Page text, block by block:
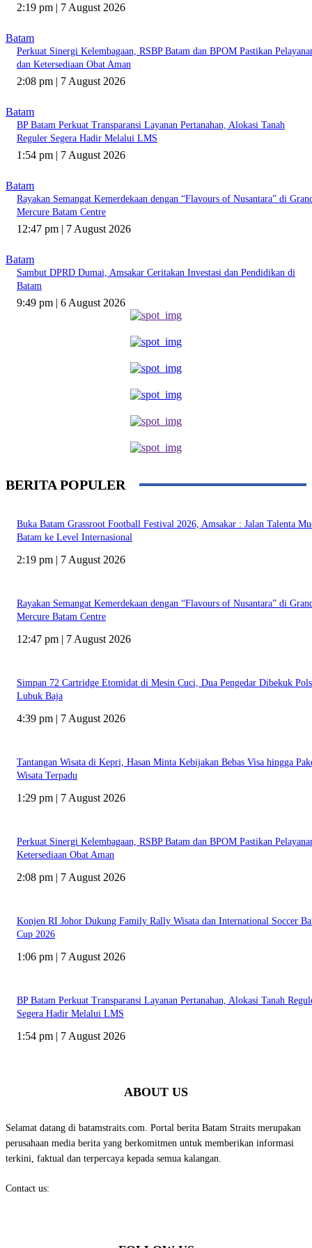
2:19 pm | 7 August 2026
Batam
Perkuat Sinergi Kelembagaan, RSBP Batam dan BPOM Pastikan
dan Ketersediaan Obat Aman
2:08 pm | 7 August 2026
Batam
BP Batam Perkuat Transparansi Layanan Pertanahan, Alokasi Tanah
Reguler Segera Hadir Melalui LMS
1:54 pm | 7 August 2026
Batam
Rayakan Semangat Kemerdekaan dengan “Flavours of Nusantara” di
Mercure Batam Centre
12:47 pm | 7 August 2026
Batam
Sambut DPRD Dumai, Amsakar Ceritakan Investasi dan Pendidikan di
Batam
9:49 pm | 6 August 2026
BERITA POPULER
Buka Batam Grassroot Football Festival 2026, Amsakar : Jalan Talenta
Batam ke Level Internasional
2:19 pm | 7 August 2026
Rayakan Semangat Kemerdekaan dengan “Flavours of Nusantara” di
Mercure Batam Centre
12:47 pm | 7 August 2026
Simpan 72 Cartridge Etomidat di Mesin Cuci, Dua Pengedar Dibekuk
Lubuk Baja
4:39 pm | 7 August 2026
Tantangan Wisata di Kepri, Hasan Minta Kebijakan Bebas Visa hingga
Wisata Terpadu
1:29 pm | 7 August 2026
Perkuat Sinergi Kelembagaan, RSBP Batam dan BPOM Pastikan
Ketersediaan Obat Aman
2:08 pm | 7 August 2026
Konjen RI Johor Dukung Family Rally Wisata dan International Soccer
Cup 2026
1:06 pm | 7 August 2026
BP Batam Perkuat Transparansi Layanan Pertanahan, Alokasi Tanah
Segera Hadir Melalui LMS
1:54 pm | 7 August 2026
ABOUT US
Selamat datang di batamstraits.com. Portal berita Batam Straits merupakan
perusahaan media berita yang berkomitmen untuk memberikan informasi
terkini, faktual dan terpercaya kepada semua kalangan.
Contact us: